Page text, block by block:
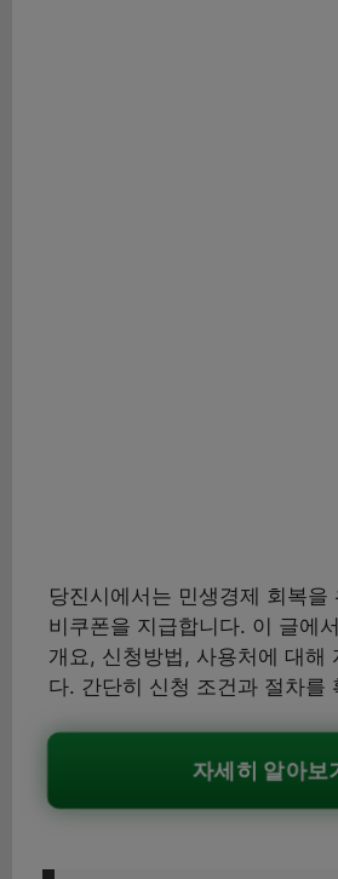
당진시에서는 민생경제 회복을
비쿠폰을 지급합니다. 이 글에
개요, 신청방법, 사용처에 대해
다. 간단히 신청 조건과 절차를
자세히 알아보